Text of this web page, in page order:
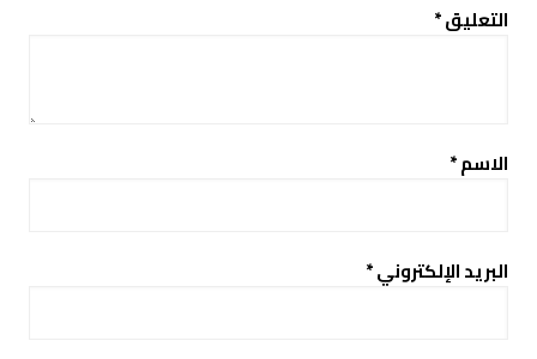
التعليق*
الاسم*
البريد الإلكتروني*